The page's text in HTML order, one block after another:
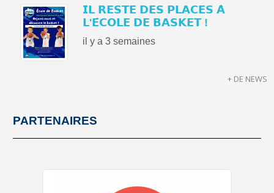
𝗜𝗟 𝗥𝗘𝗦𝗧𝗘 𝗗𝗘𝗦 𝗣𝗟𝗔𝗖𝗘𝗦 𝗔̀
𝗟'𝗘́𝗖𝗢𝗟𝗘 𝗗𝗘 𝗕𝗔𝗦𝗞𝗘𝗧 !
il y a 3 semaines
+ DE NEWS
PARTENAIRES